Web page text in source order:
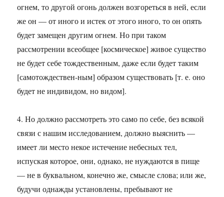
огнем, то другой огонь должен возгореться в ней, если
же он — от иного и истек от этого иного, то он опять
будет замещен другим огнем. Но при таком
рассмотрении всеобщее [космическое] живое существо
не будет себе тождественным, даже если будет таким
[самотождествен-ным] образом существовать [т. е. оно
будет не индивидом, но видом].
4. Но должно рассмотреть это само по себе, без всякой
связи с нашим исследованием, должно выяснить —
имеет ли место некое истечение небесных тел,
испуская которое, они, однако, не нуждаются в пище
— не в буквальном, конечно же, смысле слова; или же,
будучи однажды установлены, пребывают не